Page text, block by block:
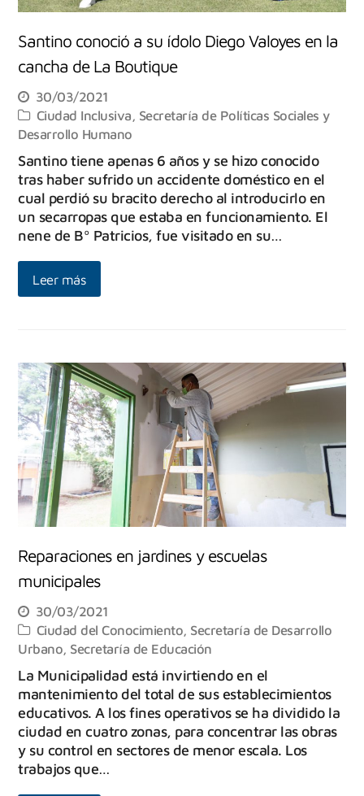
Santino conoció a su ídolo Diego Valoyes en la
cancha de La Boutique
30/03/2021
Ciudad Inclusiva Secretaría de Políticas Sociales y
Desarrollo Humano
Santino tiene apenas 6 años y se hizo conocido
tras haber sufrido un accidente doméstico en el
cual perdió su bracito derecho al introducirlo en
un secarropas que estaba en funcionamiento. El
nene de Bº Patricios, fue visitado en su…
Leer más
Reparaciones en jardines y escuelas
municipales
30/03/2021
Ciudad del Conocimiento, Secretaría de Desarrollo
Urbano, Secretaría de Educación
La Municipalidad está invirtiendo en el
mantenimiento del total de sus establecimientos
educativos. A los fines operativos se ha dividido la
ciudad en cuatro zonas, para concentrar las obras
y su control en sectores de menor escala. Los
trabajos que…